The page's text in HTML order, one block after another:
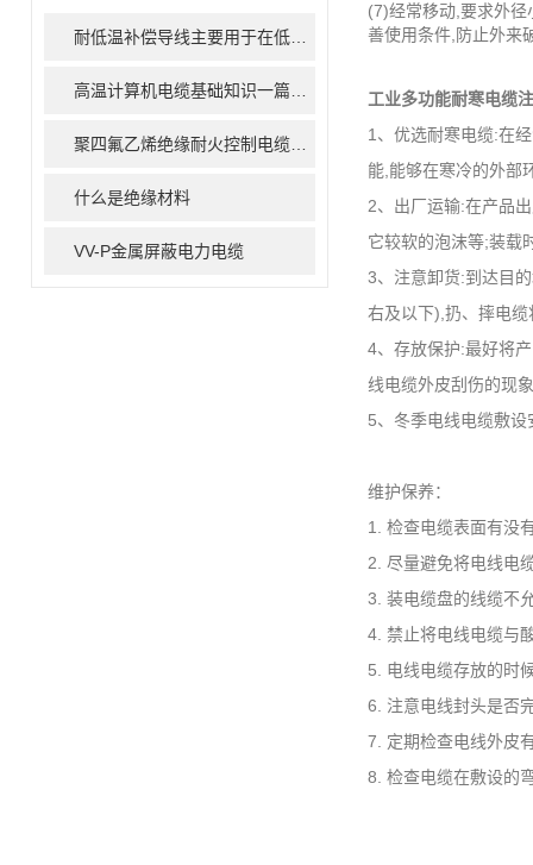
什么是绝缘材料
VV-P金属屏蔽电力电缆
(7)经常移动,要求外
善使用条件,防止外来
工业多功能耐寒电缆
1、优选耐寒电缆:在
能,能够在寒冷的外部
2、出厂运输:在产品
它较软的泡沫等;装载
3、注意卸货:到达目
右及以下),扔、摔电
4、存放保护:最好将
线电缆外皮刮伤的现
5、冬季电线电缆敷
维护保养：
1. 检查电缆表面有没
2. 尽量避免将电线电
3. 装电缆盘的线缆不
4. 禁止将电线电缆与
5. 电线电缆存放的时
6. 注意电线封头是否
7. 定期检查电线外皮
8. 检查电缆在敷设的